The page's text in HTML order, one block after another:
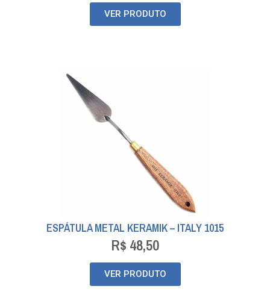
VER PRODUTO
ESPÁTULA METAL KERAMIK – ITALY 1015
R$ 48,50
VER PRODUTO